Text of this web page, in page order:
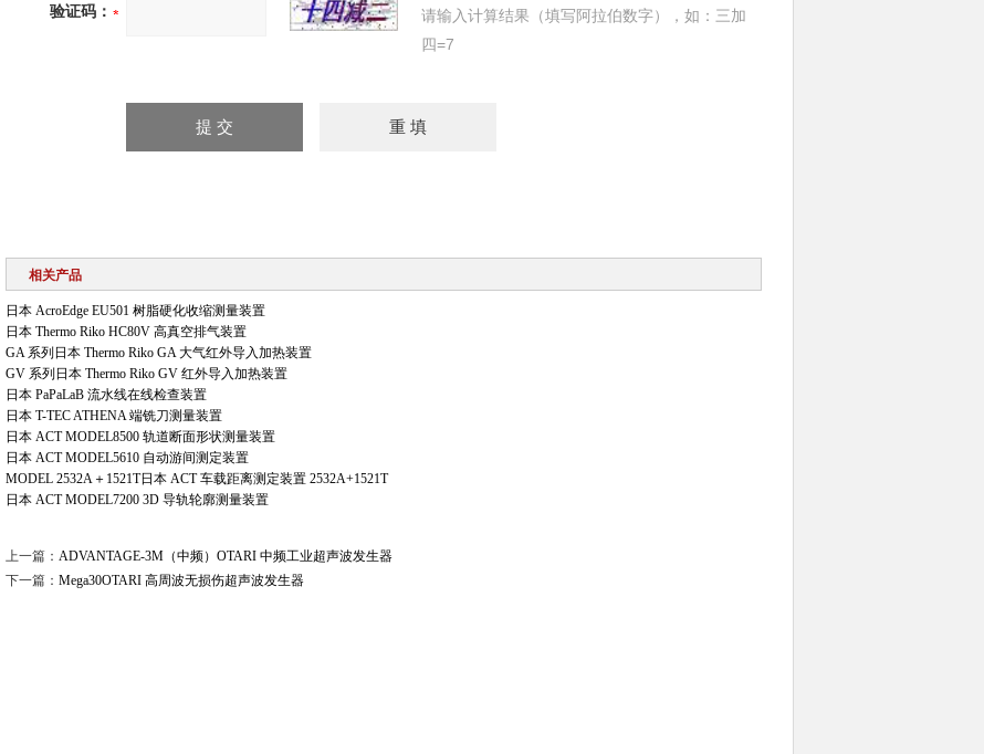
验证码：
请输入计算结果（填写阿拉伯数字），如：三加
四=7
相关产品
日本 AcroEdge EU501 树脂硬化收缩测量装置
日本 Thermo Riko HC80V 高真空排气装置
GA 系列日本 Thermo Riko GA 大气红外导入加热装置
GV 系列日本 Thermo Riko GV 红外导入加热装置
日本 PaPaLaB 流水线在线检查装置
日本 T-TEC ATHENA 端铣刀测量装置
日本 ACT MODEL8500 轨道断面形状测量装置
日本 ACT MODEL5610 自动游间测定装置
MODEL 2532A＋1521T日本 ACT 车载距离测定装置 2532A+1521T
日本 ACT MODEL7200 3D 导轨轮廓测量装置
上一篇： ADVANTAGE-3M（中频）OTARI 中频工业超声波发生器
下一篇： Mega30OTARI 高周波无损伤超声波发生器